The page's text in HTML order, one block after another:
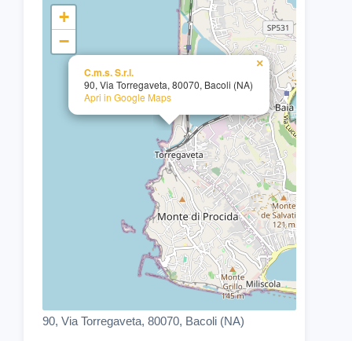
C.m.s. S.r.l.
90, Via Torregaveta, 80070, Bacoli (NA)
Apri in Google Maps
×
+
−
90, Via Torregaveta, 80070, Bacoli (NA)